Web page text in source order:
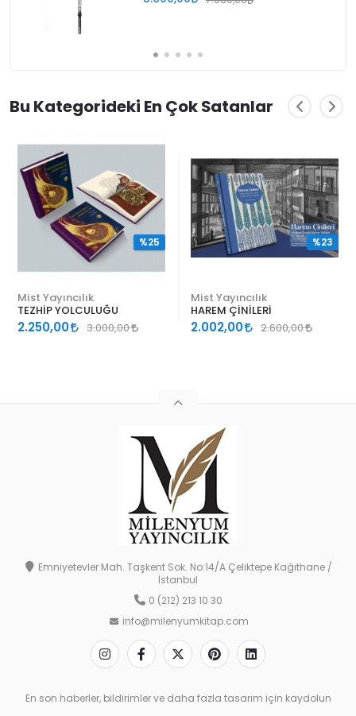
Bu Kategorideki En Çok Satanlar
Mist Yayıncılık
TEZHİP YOLCULUĞU
2.250,00 3.000,00
%25
Mist Yayıncılık
HAREM ÇİNİLERİ
2.002,00 2.600,00
%23
Emniyetevler Mah. Taşkent Sok. No:14/A Çeliktepe Kağıthane /
İstanbul
0 (212) 213 10 30
info@milenyumkitap.com
En son haberler, bildirimler ve daha fazla tasarım için kaydolun